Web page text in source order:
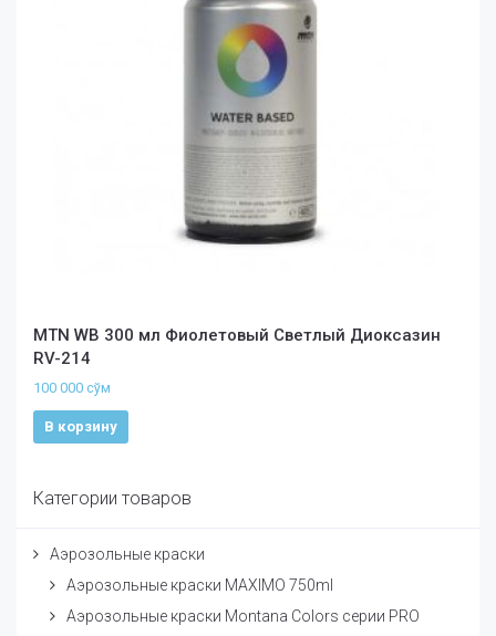
MTN WB 300 мл Фиолетовый Светлый Диоксазин
RV-214
100 000 сўм
В корзину
Категории товаров
Аэрозольные краски
Аэрозольные краски MAXIMO 750ml
Аэрозольные краски Montana Colors серии PRO